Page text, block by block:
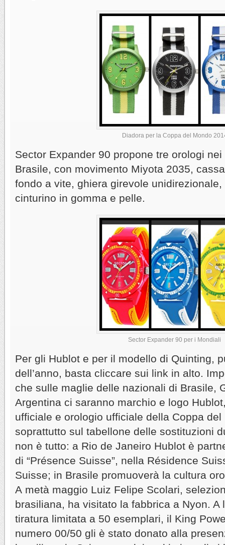
Diadora per la Coppa del Mondo
Sector Expander 90 propone tre orologi
Brasile, con movimento Miyota 2035,
fondo a vite, ghiera girevole
cinturino in gomma e pelle.
Sector Expander 90 per i Mondiali
Per gli Hublot e per il modello di Quinting,
dell’anno, basta cliccare sui link in alto.
che sulle maglie delle nazionali di Brasile,
Argentina ci saranno marchio e logo
ufficiale e orologio ufficiale della Coppa
soprattutto sul tabellone delle sostituzioni
non è tutto: a Rio de Janeiro Hublot è
di “Présence Suisse”, nella Résidence
Suisse; in Brasile promuoverà la cultura
A metà maggio Luiz Felipe Scolari,
brasiliana, ha visitato la fabbrica a Nyon. A
tiratura limitata a 50 esemplari, il King
numero 00/50 gli è stato donato alla